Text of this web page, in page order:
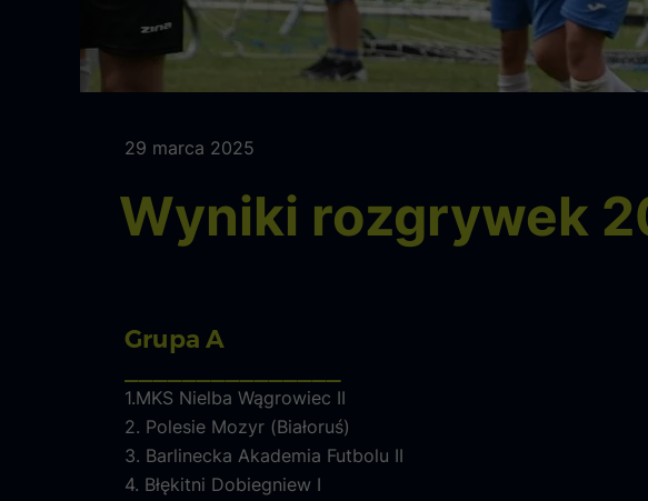
29 marca 2025
Wyniki rozgrywek
Grupa A
1.MKS Nielba Wągrowiec II
2. Polesie Mozyr (Białoruś)
3. Barlinecka Akademia Futbolu II
4. Błękitni Dobiegniew I